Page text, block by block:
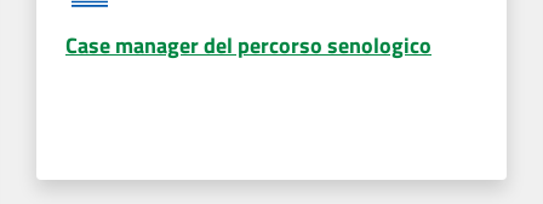
Case manager del percorso senologico